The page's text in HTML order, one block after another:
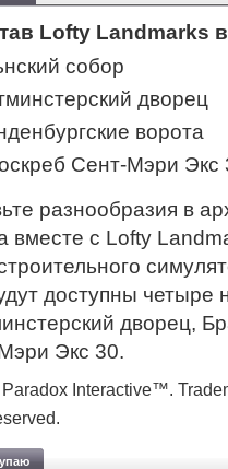
Lofty Landmarks
собор
дворец
ворота
Сент-Мэри Экс
разнообразия в
вместе с Lofty
доступны четыре
дворец,
Экс 30.
Interactive™.